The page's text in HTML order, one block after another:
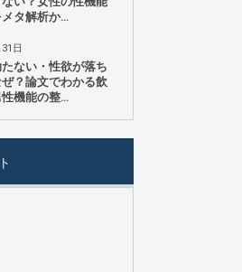
タ解析か...
日
ない・性欲が落ち
？論文でわかる飲
機能の整...